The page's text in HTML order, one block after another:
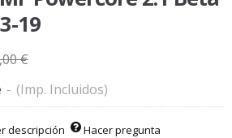
19
€
- (Imp. Incluidos)
descripción Hacer pregunta